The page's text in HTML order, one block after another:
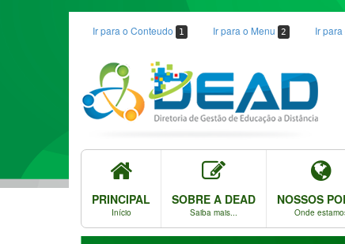
Ir para o Conteudo 1 Ir para o Menu 2 Ir
PRINCIPAL
Início
SOBRE A DEAD
Saiba mais...
NOSSOS
Onde